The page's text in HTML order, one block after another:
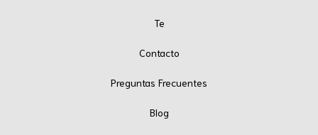
Te
Contacto
Preguntas Frecuentes
Blog